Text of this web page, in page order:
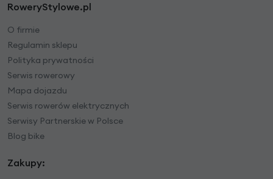
RoweryStylowe.pl
O firmie
Regulamin sklepu
Polityka prywatności
Serwis rowerowy
Mapa dojazdu
Serwis rowerów elektrycznych
Serwisy Partnerskie w Polsce
Blog bike
Zakupy: